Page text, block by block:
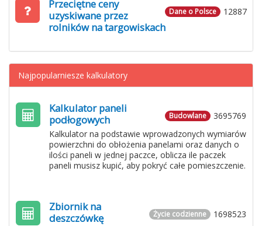
12887
Dane o Polsce
Przeciętne ceny
uzyskiwane przez
rolników na targowiskach
Najpopularniesze kalkulatory
3695769
Budowlane
Kalkulator paneli
podłogowych
Kalkulator na podstawie wprowadzonych wymiarów
powierzchni do obłożenia panelami oraz danych o
ilości paneli w jednej paczce, oblicza ile paczek
paneli musisz kupić, aby pokryć całe pomieszczenie.
1698523
Życie codzienne
Zbiornik na
deszczówkę